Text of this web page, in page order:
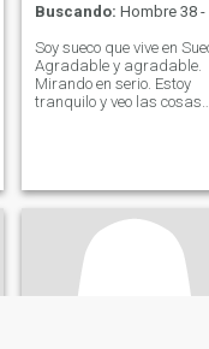
Buscando: Hombre 38 -
Soy sueco que vive en
Agradable y agradable.
Mirando en serio. Estoy
tranquilo y veo las cosas